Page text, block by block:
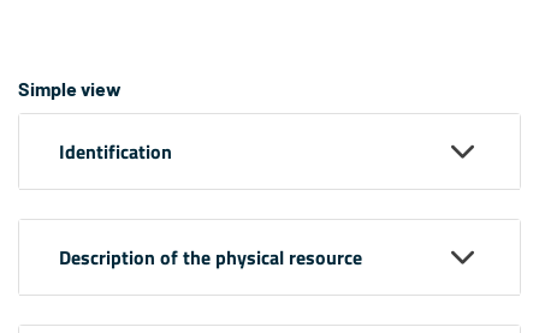
Simple view
Identification
Description of the physical resource